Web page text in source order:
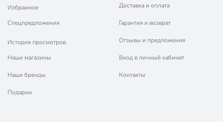
Избранное
Спецпредложения
История просмотров
Наши магазины
Наши бренды
Подарки
Доставка и оплата
Гарантия и возврат
Отзывы и предложения
Вход в личный кабинет
Контакты